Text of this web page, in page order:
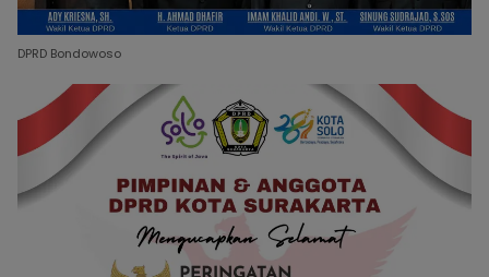
DPRD Bondowoso